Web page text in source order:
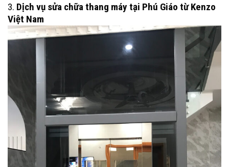
3. Dịch vụ sửa chữa thang máy tại Phú Giáo từ Kenzo
Việt Nam